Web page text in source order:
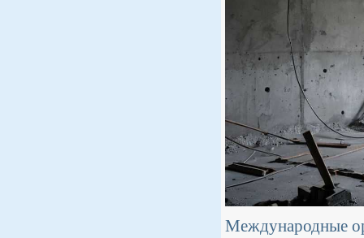
Международные